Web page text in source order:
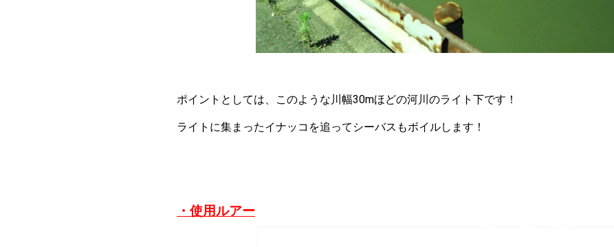
ポイントとしては、このような川幅30mほどの河川のライト下です！
ライトに集まったイナッコを追ってシーバスもボイルします！
・使用ルアー